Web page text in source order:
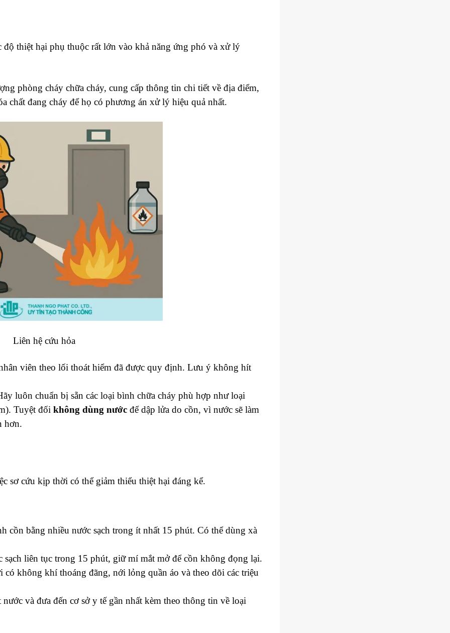
thiệt hại phụ thuộc rất lớn vào khả năng ứng phó và xử lý
phòng cháy chữa cháy, cung cấp thông tin chi tiết về địa điểm,
chất đang cháy để họ có phương án xử lý hiệu quả nhất.
Liên hệ cứu hỏa
viên theo lối thoát hiểm đã được quy định. Lưu ý không hít
luôn chuẩn bị sẵn các loại bình chữa cháy phù hợp như loại
Tuyệt đốikhông dùng nước để dập lửa do cồn, vì nước sẽ làm
hơn.
sơ cứu kịp thời có thể giảm thiểu thiệt hại đáng kể.
cồn bằng nhiều nước sạch trong ít nhất 15 phút. Có thể dùng xà
liên tục trong 15 phút, giữ mí mắt mở để cồn không đọng lại.
không khí thoáng đãng, nới lỏng quần áo và theo dõi các triệu
và đưa đến cơ sở y tế gần nhất kèm theo thông tin về loại